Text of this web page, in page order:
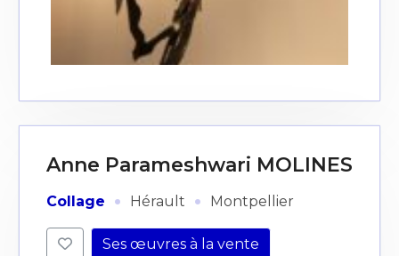
Anne Parameshwari MOLINES
Collage · Hérault · Montpellier
Ses œuvres à la vente